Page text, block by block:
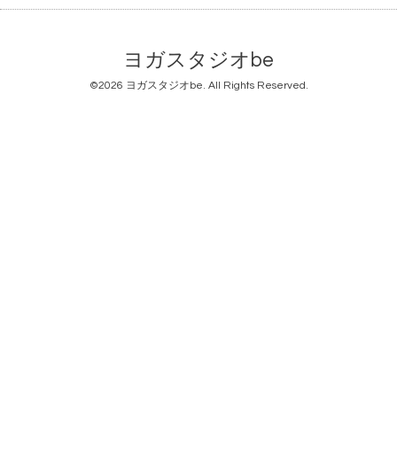
ヨガスタジオbe
©2026 ヨガスタジオbe. All Rights Reserved.